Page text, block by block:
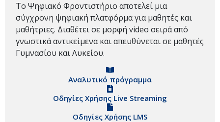
Το Ψηφιακό Φροντιστήριο αποτελεί μια
σύγχρονη ψηφιακή πλατφόρμα για μαθητές και
μαθήτριες. Διαθέτει σε μορφή video σειρά από
γνωστικά αντικείμενα και απευθύνεται σε μαθητές
Γυμνασίου και Λυκείου.
Αναλυτικό πρόγραμμα
Οδηγίες Χρήσης Live Streaming
Οδηγίες Χρήσης LMS